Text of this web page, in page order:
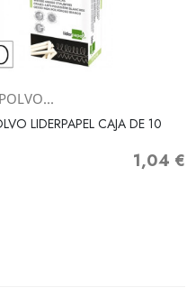
Vista rápida
LIDERPAPEL CAJA DE 10
Precio
1,04 €